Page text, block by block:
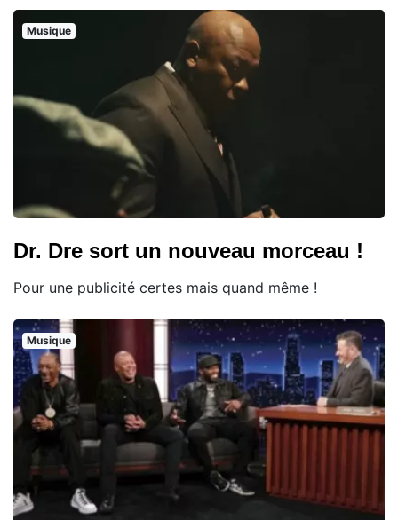
Musique
Dr. Dre sort un nouveau morceau !
Pour une publicité certes mais quand même !
Musique